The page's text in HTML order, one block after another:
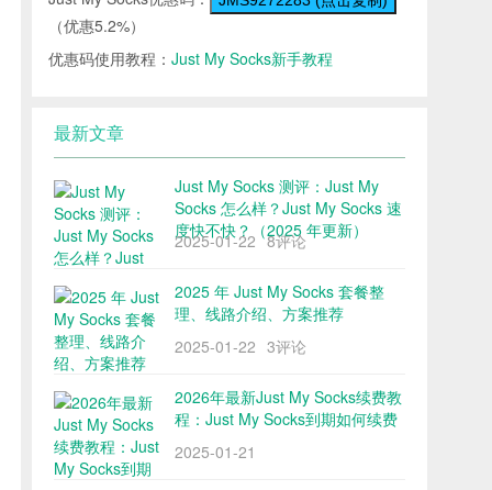
（优惠5.2%）
优惠码使用教程： Just My Socks新手教程
最新文章
Just My Socks 测评：Just My
Socks 怎么样？Just My Socks 速
度快不快？（2025 年更新）
2025-01-22 8评论
2025 年 Just My Socks 套餐整
理、线路介绍、方案推荐
2025-01-22 3评论
2026年最新Just My Socks续费教
程：Just My Socks到期如何续费
2025-01-21